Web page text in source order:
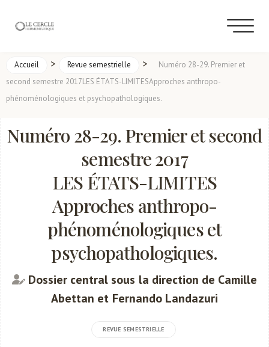
Accueil > Revue semestrielle >
Numéro 28-29. Premier et
second semestre 2017LES ÉTATS-LIMITESApproches anthropo-
phénoménologiques et psychopathologiques.
Numéro 28-29. Premier et second
semestre 2017
LES ÉTATS-LIMITES
Approches anthropo-
phénoménologiques et
psychopathologiques.
Dossier central sous la direction de Camille
Abettan et Fernando Landazuri
REVUE SEMESTRIELLE